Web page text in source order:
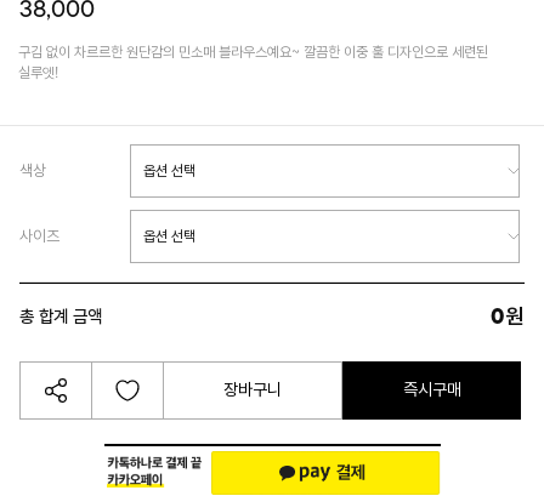
38,000
구김 없이 차르르한 원단감의 민소매 블라우스예요~ 깔끔한 이중 훌 디자인으로 세련된
실루엣!
색상
사이즈
총 합계 금액 0원
장바구니 즉시구매